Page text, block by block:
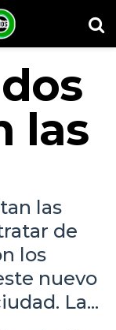
las
las
de
los
nuevo
La...